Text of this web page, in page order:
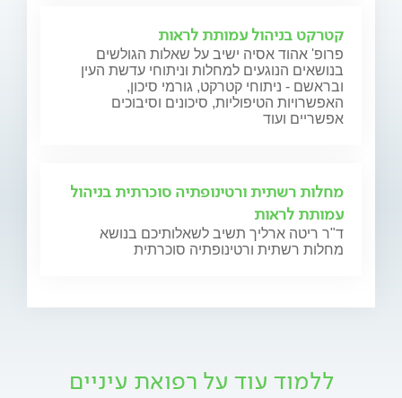
קטרקט בניהול עמותת לראות
פרופ' אהוד אסיה ישיב על שאלות הגולשים
בנושאים הנוגעים למחלות וניתוחי עדשת העין
ובראשם - ניתוחי קטרקט, גורמי סיכון,
האפשרויות הטיפוליות, סיכונים וסיבוכים
אפשריים ועוד
מחלות רשתית ורטינופתיה סוכרתית בניהול
עמותת לראות
ד"ר ריטה ארליך תשיב לשאלותיכם בנושא
מחלות רשתית ורטינופתיה סוכרתית
ללמוד עוד על רפואת עיניים